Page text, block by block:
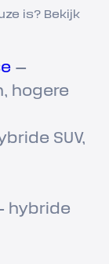
is? Bekijk
—
hogere
SUV,
hybride